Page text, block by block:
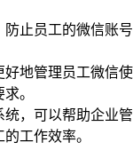
止员工的微信账号
好地管理员工微信使
。
，可以帮助企业管
工作效率。